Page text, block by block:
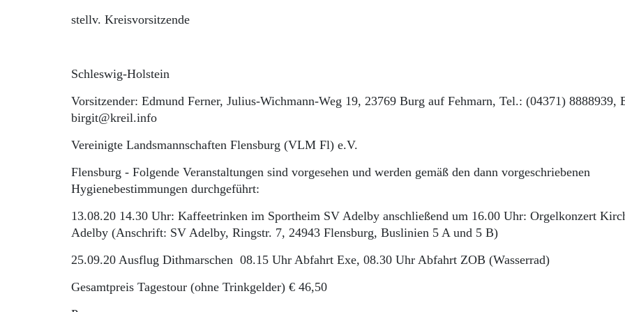
stellv. Kreisvorsitzende
Schleswig-Holstein
Vorsitzender: Edmund Ferner, Julius-Wichmann-Weg 19, 23769 Burg auf Fehmarn, Tel.: (04371) 8888939,
birgit@kreil.info
Vereinigte Landsmannschaften Flensburg (VLM Fl) e.V.
Flensburg - Folgende Veranstaltungen sind vorgesehen und werden gemäß den dann vorgeschriebenen
Hygienebestimmungen durchgeführt:
13.08.20 14.30 Uhr: Kaffeetrinken im Sportheim SV Adelby anschließend um 16.00 Uhr: Orgelkonzert
Adelby (Anschrift: SV Adelby, Ringstr. 7, 24943 Flensburg, Buslinien 5 A und 5 B)
25.09.20 Ausflug Dithmarschen 08.15 Uhr Abfahrt Exe, 08.30 Uhr Abfahrt ZOB (Wasserrad)
Gesamtpreis Tagestour (ohne Trinkgelder) € 46,50